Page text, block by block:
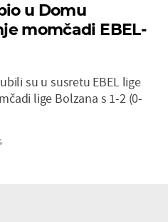
u Domu
momčadi EBEL-
su u susretu EBEL lige
lige Bolzana s 1-2 (0-